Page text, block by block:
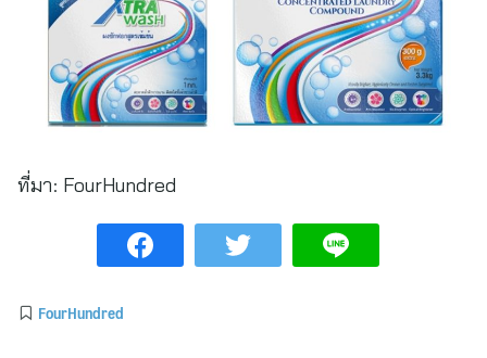
ที่มา: FourHundred
FourHundred